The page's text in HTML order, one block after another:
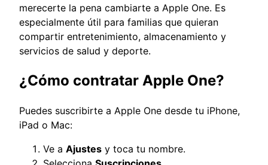
merecerte la pena cambiarte a Apple One. Es
especialmente útil para familias que quieran
compartir entretenimiento, almacenamiento y
servicios de salud y deporte.
¿Cómo contratar Apple One?
Puedes suscribirte a Apple One desde tu iPhone,
iPad o Mac:
Ve a Ajustes y toca tu nombre.